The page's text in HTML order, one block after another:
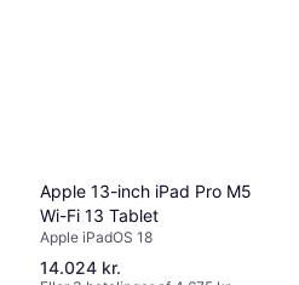
Apple 13-inch iPad Pro M5
Wi-Fi 13 Tablet
Apple iPadOS 18
14.024 kr.